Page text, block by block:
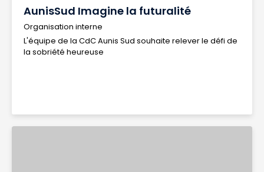
AunisSud Imagine la futuralité
Organisation interne
L'équipe de la CdC Aunis Sud souhaite relever le défi de
la sobriété heureuse